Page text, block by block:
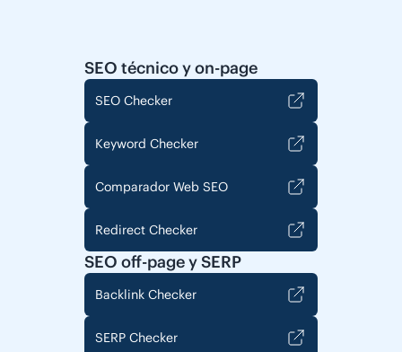
SEO técnico y on-page
SEO Checker
Keyword Checker
Comparador Web SEO
Redirect Checker
SEO off-page y SERP
Backlink Checker
SERP Checker